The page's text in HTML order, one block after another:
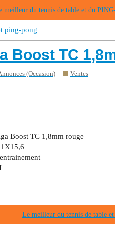
meilleur du tennis de table et du
ping-pong
Boost TC
(Occasion) Ventes
Boost TC 1,8mm rouge
Le meilleur du tennis de table